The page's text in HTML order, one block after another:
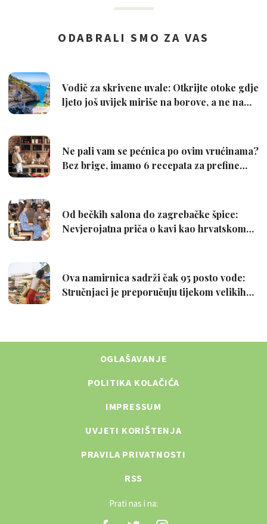
OGLAŠAVANJE
POLITIKA KOLAČIĆA
IMPRESSUM
UVJETI KORIŠTENJA
PRAVILA PRIVATNOSTI
RSS
Prati nas i na: